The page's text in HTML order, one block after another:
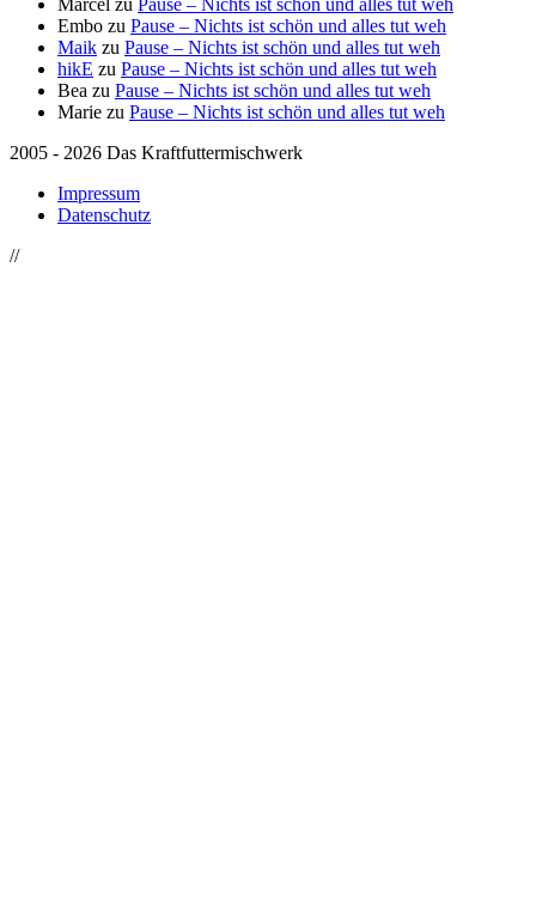
Marcel zu Pause – Nichts ist schön und alles tut weh
Embo zu Pause – Nichts ist schön und alles tut weh
Maik zu Pause – Nichts ist schön und alles tut weh
hikE zu Pause – Nichts ist schön und alles tut weh
Bea zu Pause – Nichts ist schön und alles tut weh
Marie zu Pause – Nichts ist schön und alles tut weh
2005 - 2026 Das Kraftfuttermischwerk
Impressum
Datenschutz
//